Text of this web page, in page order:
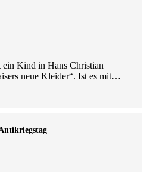
ein Kind in Hans Christian
neue Kleider“. Ist es mit…